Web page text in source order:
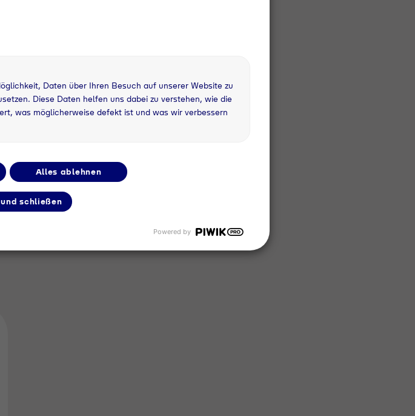
Nutzung
5 kg
Daten über Ihren Besuch auf unserer Website zu
Diese Daten helfen uns dabei zu verstehen, wie die
was möglicherweise defekt ist und was wir verbessern
Alles ablehnen
schließen
Powered by